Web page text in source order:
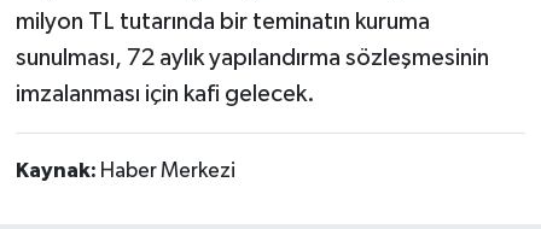
milyon TL tutarında bir teminatın kuruma
sunulması, 72 aylık yapılandırma sözleşmesinin
imzalanması için kafi gelecek.
Kaynak: Haber Merkezi